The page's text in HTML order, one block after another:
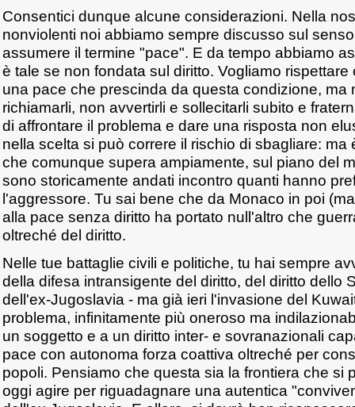
Consentici dunque alcune considerazioni. Nella
nonviolenti noi abbiamo sempre discusso sul
assumere il termine "pace". E da tempo abbiamo
è tale se non fondata sul diritto. Vogliamo
una pace che prescinda da questa condizione, ma
richiamarli, non avvertirli e sollecitarli subito e
di affrontare il problema e dare una risposta non
nella scelta si può correre il rischio di sbagliare: ma
che comunque supera ampiamente, sul piano del
sono storicamente andati incontro quanti hanno
l'aggressore. Tu sai bene che da Monaco in poi
alla pace senza diritto ha portato null'altro che
oltreché del diritto.
Nelle tue battaglie civili e politiche, tu hai sempre
della difesa intransigente del diritto, del diritto dello
dell'ex-Jugoslavia - ma già ieri l'invasione del
problema, infinitamente più oneroso ma
un soggetto e a un diritto inter- e sovranazionali
pace con autonoma forza coattiva oltreché per
popoli. Pensiamo che questa sia la frontiera che si
oggi agire per riguadagnare una autentica